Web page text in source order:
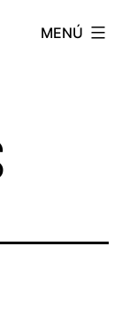
MENÚ